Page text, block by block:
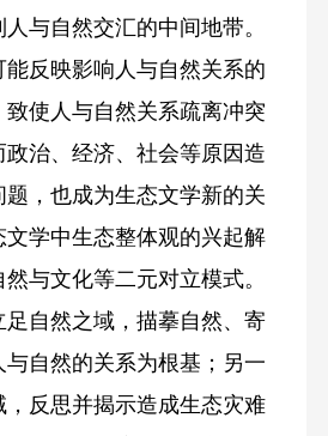
与自然交汇的中间地带。
反映影响人与自然关系的
使人与自然关系疏离冲突
治、经济、社会等原因造
，也成为生态文学新的关
学中生态整体观的兴起解
与文化等二元对立模式。
自然之域，描摹自然、寄
自然的关系为根基；另一
反思并揭示造成生态灾难